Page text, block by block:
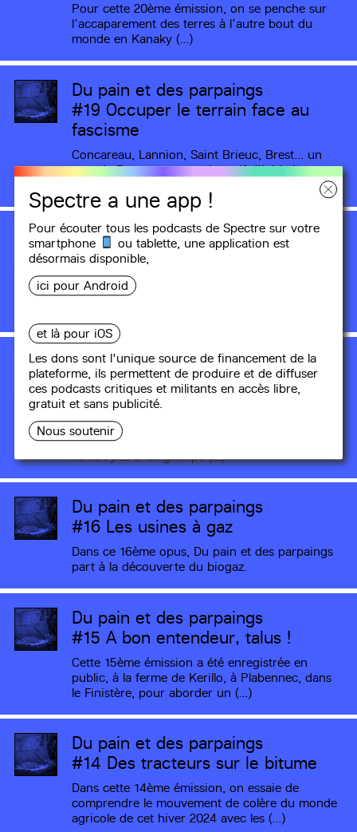
Spectre a une app !
Pour écouter tous les podcasts de Spectre sur votre
smartphone
ou tablette, uneapplication est
désormais disponible,
ici pour Android
et là pour iOS
Les dons sont l'unique source de financement de la
plateforme, ils permettent de produire et de diffuser
ces podcasts critiques et militants en accès libre,
gratuit et sans publicité.
Nous soutenir
Pour cette 20ème émission, on se penche sur
l’accaparement des terres à l’autre bout du
monde en Kanaky (…)
Du pain et des parpaings
#19 Occuper le terrain face au
fascisme
Concareau, Lannion, Saint Brieuc, Brest... un
tour de Bretagne non exhaustif d'initiatives,
Du pain et des parpaings
#18De l’eau jaillit le feu
Pour entamer avec élan la saison 3 de
l’émission Du pain et des parpaings, nous
Du pain et des parpaings
#17Paysannes, légitimité et
tronçonneuses
La bergère et sa jupette, la fermière et son
panier d'oeufs, la laitière et ses joues rouges, ça
ne fait pas si longtemps (…)
Du pain et des parpaings
#16 Les usines à gaz
Dans ce 16ème opus, Du pain et des parpaings
part à la découverte du biogaz.
Du pain et des parpaings
#15 A bon entendeur, talus !
Cette 15ème émission a été enregistrée en
public, à la ferme de Kerillo, à Plabennec, dans
le Finistère, pour aborder un (…)
Du pain et des parpaings
#14 Des tracteurs sur le bitume
Dans cette 14ème émission, on essaie de
comprendre le mouvement de colère du monde
agricole de cet hiver 2024 avec les (…)